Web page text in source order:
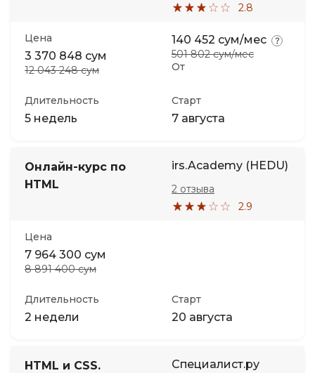
2.8
Цена
3 370 848 сум
12 043 248 сум От
140 452 сум/мес
501 802 сум/мес
Длительность
5 недель
Старт
7 августа
Онлайн-курс по
HTML
irs.Academy (HEDU)
2.9
2 отзыва
Цена
7 964 300 сум
8 891 400 сум
Длительность
2 недели
Старт
20 августа
HTML и CSS.
Специалист.ру